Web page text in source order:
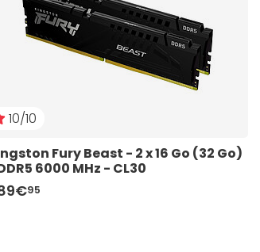
10/10
Fury Beast - 2 x 16 Go (32 Go)
6000 MHz - CL30
95